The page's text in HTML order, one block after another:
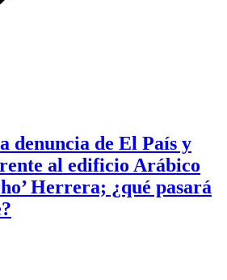
denuncia de El País y
al edificio Arábico
Herrera; ¿qué pasará